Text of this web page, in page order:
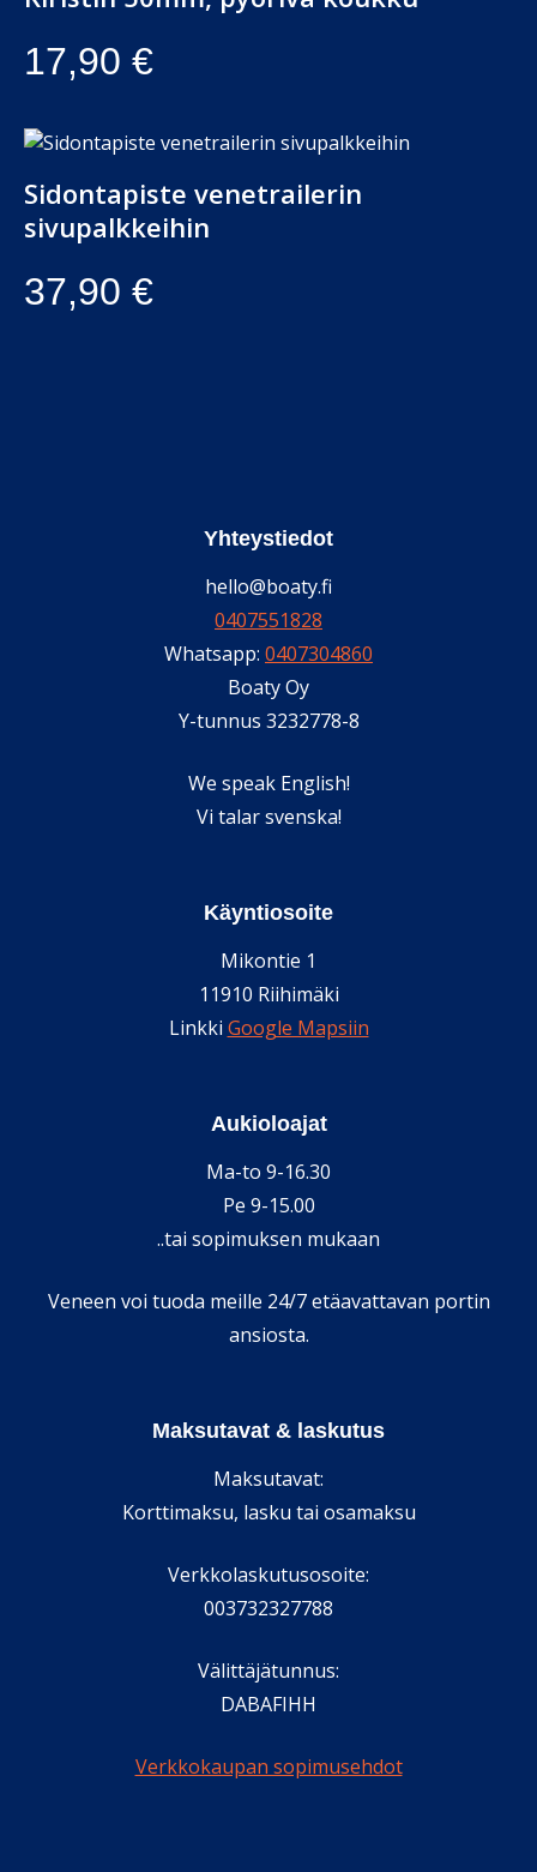
17,90 €
Sidontapiste venetrailerin
sivupalkkeihin
37,90 €
Yhteystiedot
hello@boaty.fi
0407551828
Whatsapp: 0407304860
Boaty Oy
Y-tunnus 3232778-8
We speak English!
Vi talar svenska!
Käyntiosoite
Mikontie 1
11910 Riihimäki
Linkki Google Mapsiin
Aukioloajat
Ma-to 9-16.30
Pe 9-15.00
..tai sopimuksen mukaan
Veneen voi tuoda meille 24/7 etäavattavan portin
ansiosta.
Maksutavat & laskutus
Maksutavat:
Korttimaksu, lasku tai osamaksu
Verkkolaskutusosoite:
003732327788
Välittäjätunnus:
DABAFIHH
Verkkokaupan sopimusehdot